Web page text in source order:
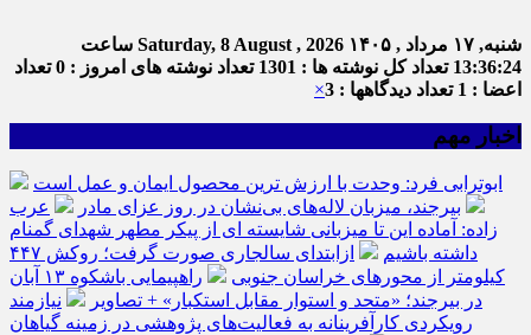
شنبه, ۱۷ مرداد , ۱۴۰۵ Saturday, 8 August , 2026 ساعت
13:36:24 تعداد کل نوشته ها : 1301 تعداد نوشته های امروز : 0
تعداد
اعضا : 1
تعداد دیدگاهها : 3 ×
اخبار مهم
ابوترابی فرد: وحدت با ارزش ترین محصول ایمان و عمل است
بیرجند، میزبان لاله‌های بی‌نشان در روز عزای مادر
عرب
زاده: آماده این تا میزبانی شایسته ای از پیکر مطهر شهدای گمنام
داشته باشیم
ازابتدای سالجاری صورت گرفت؛ روکش ۴۴۷
کیلومتر از محورهای خراسان جنوبی
راهپیمایی باشکوه ۱۳ آبان
در بیرجند؛ «متحد و استوار مقابل استکبار» + تصاویر
نیازمند
رویکردی کارآفرینانه به فعالیت‌های پژوهشی در زمینه گیاهان